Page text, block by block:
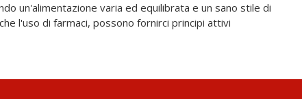
un'alimentazione varia ed equilibrata e un sano stile di
l'uso di farmaci, possono fornirci principi attivi